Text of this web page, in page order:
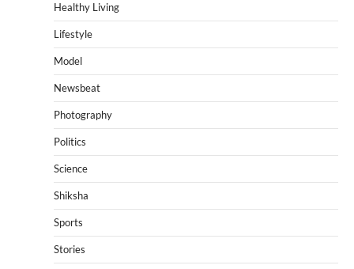
Healthy Living
Lifestyle
Model
Newsbeat
Photography
Politics
Science
Shiksha
Sports
Stories